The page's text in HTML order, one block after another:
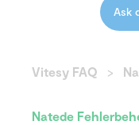
Ask
Vitesy FAQ
Natede